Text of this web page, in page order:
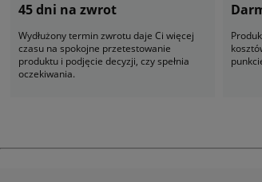
45 dni na zwrot
Wydłużony termin zwrotu daje Ci więcej
czasu na spokojne przetestowanie
produktu i podjęcie decyzji, czy spełnia
oczekiwania.